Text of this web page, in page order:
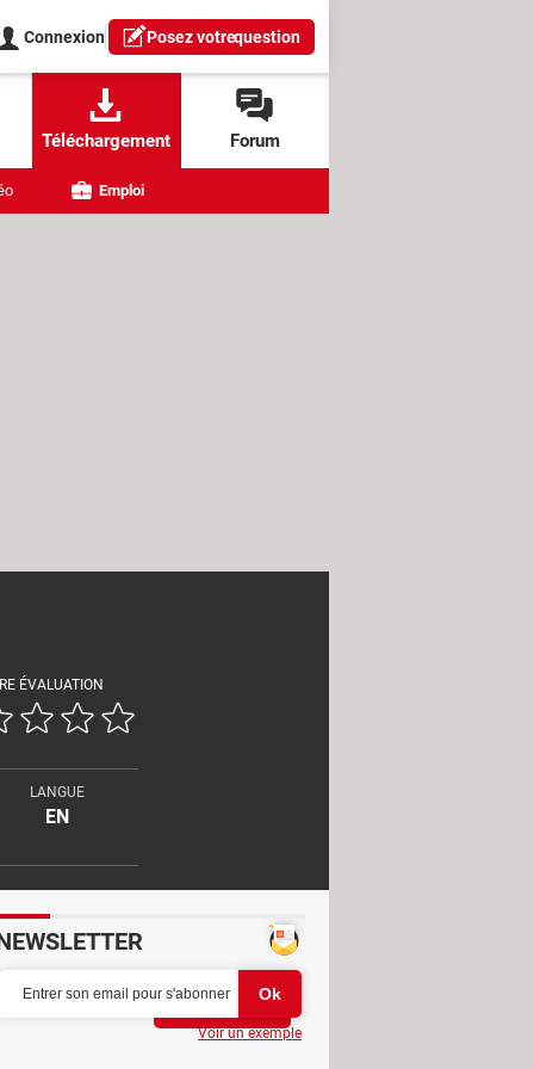
Connexion Posez votrequestion
Téléchargement Forum
Emploi
ÉVALUATION
LANGUE
EN
Voir un exemple